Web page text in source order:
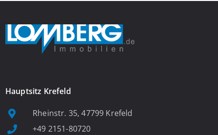
Hauptsitz Krefeld
Rheinstr. 35, 47799 Krefeld
+49 2151-80720